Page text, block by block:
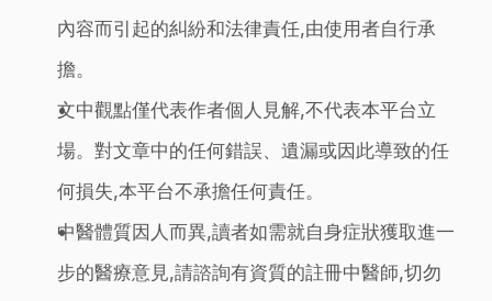
內容而引起的糾紛和法律責任,由使用者自行承
擔。
文中觀點僅代表作者個人見解,不代表本平台立
場。對文章中的任何錯誤、遺漏或因此導致的任
何損失,本平台不承擔任何責任。
中醫體質因人而異,讀者如需就自身症狀獲取進一
步的醫療意見,請諮詢有資質的註冊中醫師,切勿